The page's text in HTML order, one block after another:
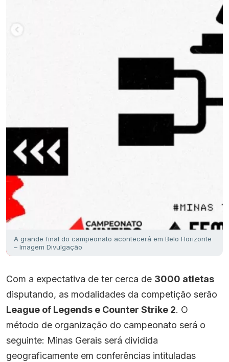
A grande final do campeonato acontecerá em Belo Horizonte
– Imagem Divulgação
Com a expectativa de ter cerca de 3000 atletas
disputando, as modalidades da competição serão
League of Legends e Counter Strike 2. O
método de organização do campeonato será o
seguinte: Minas Gerais será dividida
geograficamente em conferências intituladas